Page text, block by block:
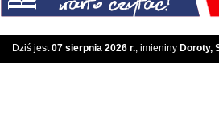
Dziś jest07 sierpnia 2026 r., imieniny Doroty,